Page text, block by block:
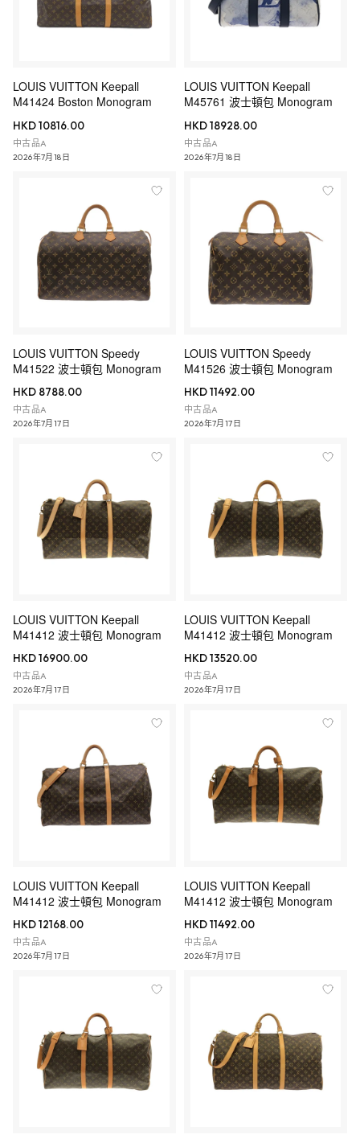
LOUIS VUITTON Keepall
M41424 Boston Monogram
HKD 10816.00
中古品A
2026年7月18日
LOUIS VUITTON Keepall
M45761 波士頓包 Monogram
HKD 18928.00
中古品A
2026年7月18日
LOUIS VUITTON Speedy
M41522 波士頓包 Monogram
HKD 8788.00
中古品A
2026年7月17日
LOUIS VUITTON Speedy
M41526 波士頓包 Monogram
HKD 11492.00
中古品A
2026年7月17日
LOUIS VUITTON Keepall
M41412 波士頓包 Monogram
HKD 16900.00
中古品A
2026年7月17日
LOUIS VUITTON Keepall
M41412 波士頓包 Monogram
HKD 13520.00
中古品A
2026年7月17日
LOUIS VUITTON Keepall
M41412 波士頓包 Monogram
HKD 12168.00
中古品A
2026年7月17日
LOUIS VUITTON Keepall
M41412 波士頓包 Monogram
HKD 11492.00
中古品A
2026年7月17日